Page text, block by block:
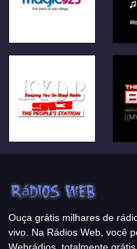
Ouça grátis milhares de
vivo. Na Rádios Web, você